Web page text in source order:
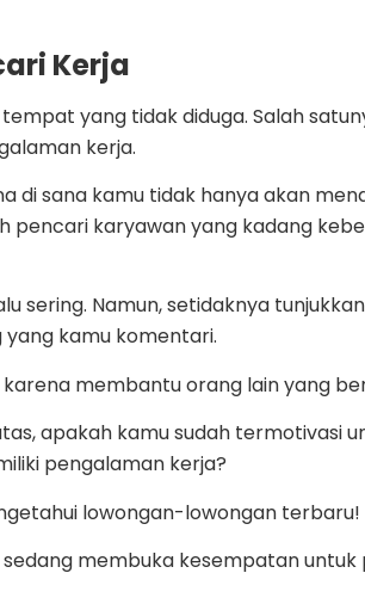
Kerja
yang tidak diduga. Salah
kerja.
di sana kamu tidak hanya akan
pencari karyawan yang kadang
sering. Namun, setidaknya
kamu komentari.
karena membantu orang lain yang
apakah kamu sudah termotivasi
pengalaman kerja?
lowongan-lowongan terbaru!
membuka kesempatan